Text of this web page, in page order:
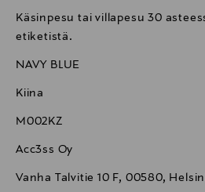
Käsinpesu tai villapesu 30
etiketistä.
NAVY BLUE
Kiina
M002KZ
Acc3ss Oy
Vanha Talvitie 10 F, 00580,